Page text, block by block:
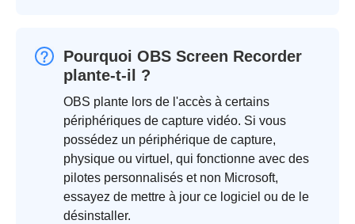
Pourquoi OBS Screen Recorder
plante-t-il ?
OBS plante lors de l'accès à certains
périphériques de capture vidéo. Si vous
possédez un périphérique de capture,
physique ou virtuel, qui fonctionne avec des
pilotes personnalisés et non Microsoft,
essayez de mettre à jour ce logiciel ou de le
désinstaller.